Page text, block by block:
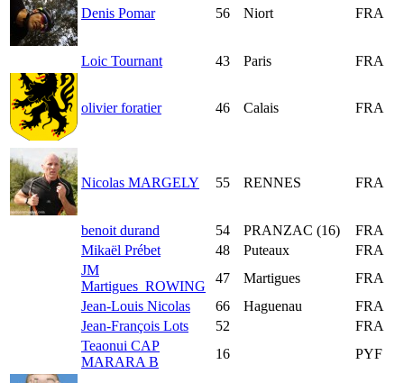
Denis Pomar 56 Niort FRA
Loic Tournant 43 Paris FRA
olivier foratier 46 Calais FRA
Nicolas MARGELY 55 RENNES FRA
benoit durand 54 PRANZAC (16)
FRA
Mikaël Prébet
48 Puteaux
FRA
JM
Martigues_ROWING
47 Martigues
FRA
Jean-Louis Nicolas
66 Haguenau
FRA
Jean-François Lots
52
FRA
Teaonui CAP
MARARA B
16 PYF